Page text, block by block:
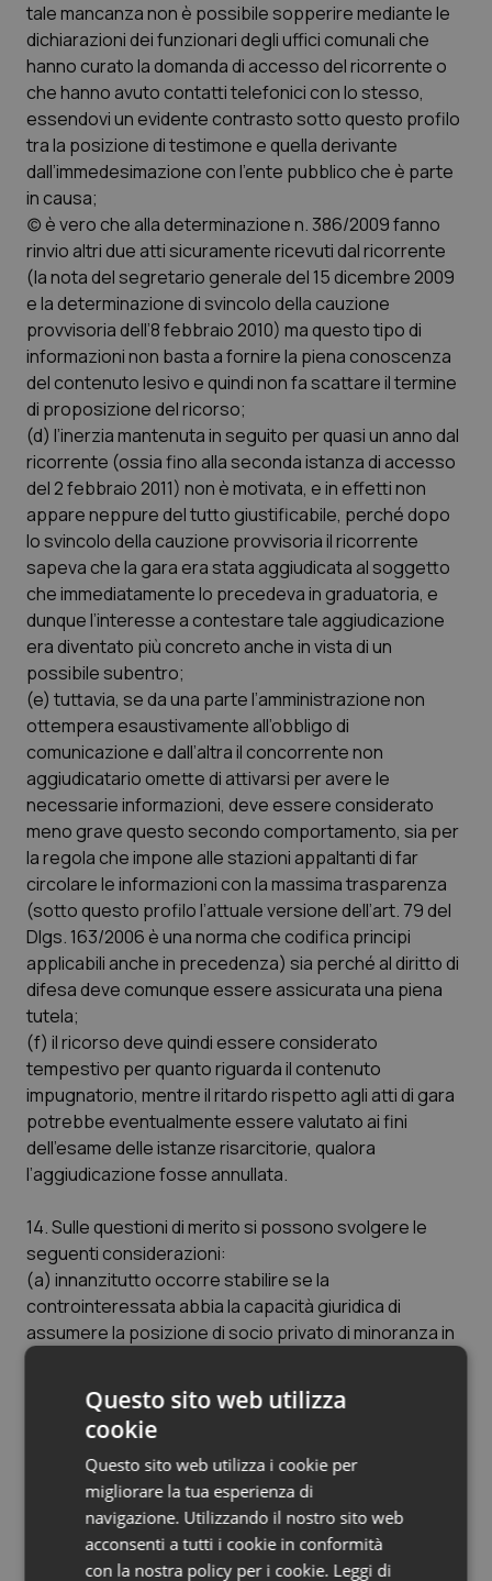
tale mancanza non è possibile sopperire mediante le
dichiarazioni dei funzionari degli uffici comunali che
hanno curato la domanda di accesso del ricorrente o
che hanno avuto contatti telefonici con lo stesso,
essendovi un evidente contrasto sotto questo profilo
tra la posizione di testimone e quella derivante
dall’immedesimazione con l’ente pubblico che è parte
in causa;
(c) è vero che alla determinazione n. 386/2009 fanno
rinvio altri due atti sicuramente ricevuti dal ricorrente
(la nota del segretario generale del 15 dicembre 2009
e la determinazione di svincolo della cauzione
provvisoria dell’8 febbraio 2010) ma questo tipo di
informazioni non basta a fornire la piena conoscenza
del contenuto lesivo e quindi non fa scattare il termine
di proposizione del ricorso;
(d) l’inerzia mantenuta in seguito per quasi un anno dal
ricorrente (ossia fino alla seconda istanza di accesso
del 2 febbraio 2011) non è motivata, e in effetti non
appare neppure del tutto giustificabile, perché dopo
lo svincolo della cauzione provvisoria il ricorrente
sapeva che la gara era stata aggiudicata al soggetto
che immediatamente lo precedeva in graduatoria, e
dunque l’interesse a contestare tale aggiudicazione
era diventato più concreto anche in vista di un
possibile subentro;
(e) tuttavia, se da una parte l’amministrazione non
ottempera esaustivamente all’obbligo di
comunicazione e dall’altra il concorrente non
aggiudicatario omette di attivarsi per avere le
necessarie informazioni, deve essere considerato
meno grave questo secondo comportamento, sia per
la regola che impone alle stazioni appaltanti di far
circolare le informazioni con la massima trasparenza
(sotto questo profilo l’attuale versione dell’art. 79 del
Dlgs. 163/2006 è una norma che codifica principi
applicabili anche in precedenza) sia perché al diritto di
difesa deve comunque essere assicurata una piena
tutela;
(f) il ricorso deve quindi essere considerato
tempestivo per quanto riguarda il contenuto
impugnatorio, mentre il ritardo rispetto agli atti di gara
potrebbe eventualmente essere valutato ai fini
dell’esame delle istanze risarcitorie, qualora
l’aggiudicazione fosse annullata.
14. Sulle questioni di merito si possono svolgere le
seguenti considerazioni:
(a) innanzitutto occorre stabilire se la
controinteressata abbia la capacità giuridica di
assumere la posizione di socio privato di minoranza in
una società mista costituita per la gestione di una
farmacia comunale (primo motivo di ricorso). A tale
scopo devono essere esaminate le norme che
regolano la gestione delle farmacie private da parte
delle società, non disponendo le farmacie comunali
sotto questo profilo di una disciplina di favore;
(b) l’art. 7 della legge 362/1991 (dopo le modifiche
introdotte dall'art. 5 del DL 4 luglio 2006 n. 223) riserva
la titolarità dell'esercizio delle farmacie private alle
Questo sito web utilizza
cookie
Questo sito web utilizza i cookie per
migliorare la tua esperienza di
navigazione. Utilizzando il nostro sito web
acconsenti a tutti i cookie in conformità
con la nostra policy per i cookie. Leggi di